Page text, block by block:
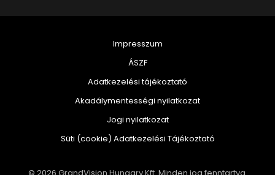
Impresszum
ÁSZF
Adatkezelési tájékoztató
Akadálymentességi nyilatkozat
Jogi nyilatkozat
Süti (cookie) Adatkezelési Tájékoztató